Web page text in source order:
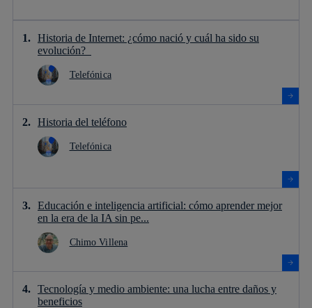
Historia de Internet: ¿cómo nació y cuál ha sido su
evolución?
Telefónica
Historia del teléfono
Telefónica
Educación e inteligencia artificial: cómo aprender mejor
en la era de la IA sin pe...
Chimo Villena
Tecnología y medio ambiente: una lucha entre daños y
beneficios